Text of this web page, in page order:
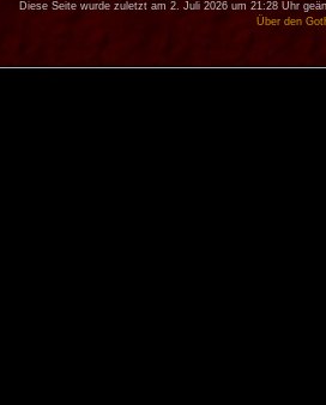
Diese Seite wurde zuletzt am 2. Juli 2026 um 21:28 Uhr
Über den